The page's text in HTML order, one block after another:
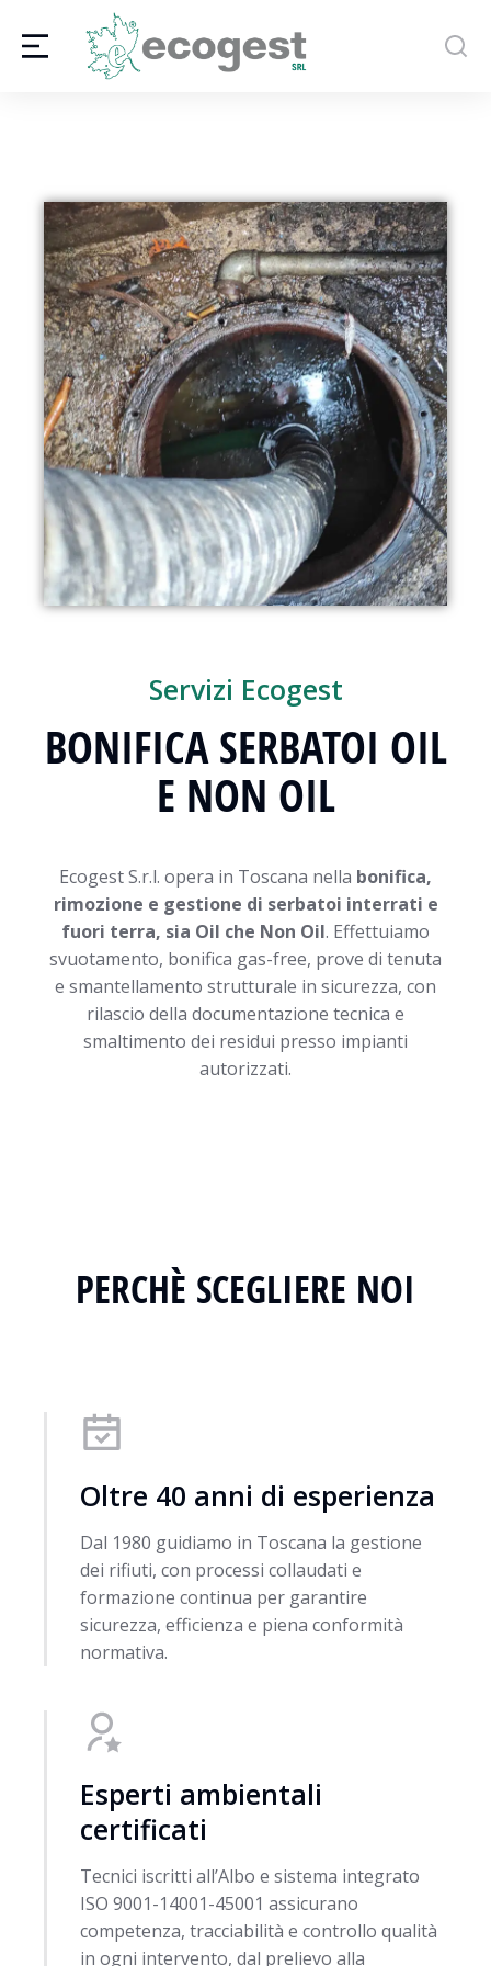
Servizi Ecogest
BONIFICA SERBATOI OIL
E NON OIL
Ecogest S.r.l. opera in Toscana nella bonifica,
rimozione e gestione di serbatoi interrati e
fuori terra, sia Oil che Non Oil. Effettuiamo
svuotamento, bonifica gas-free, prove di tenuta
e smantellamento strutturale in sicurezza, con
rilascio della documentazione tecnica e
smaltimento dei residui presso impianti
autorizzati.
PERCHÈ SCEGLIERE NOI
Oltre 40 anni di esperienza
Dal 1980 guidiamo in Toscana la gestione
dei rifiuti, con processi collaudati e
formazione continua per garantire
sicurezza, efficienza e piena conformità
normativa.
Esperti ambientali
certificati
Tecnici iscritti all’Albo e sistema integrato
ISO 9001-14001-45001 assicurano
competenza, tracciabilità e controllo qualità
in ogni intervento, dal prelievo alla